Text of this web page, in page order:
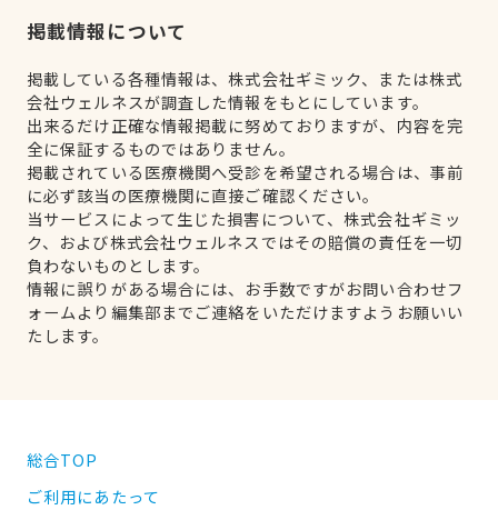
掲載情報について
掲載している各種情報は、株式会社ギミック、または株式
会社ウェルネスが調査した情報をもとにしています。
出来るだけ正確な情報掲載に努めておりますが、内容を完
全に保証するものではありません。
掲載されている医療機関へ受診を希望される場合は、事前
に必ず該当の医療機関に直接ご確認ください。
当サービスによって生じた損害について、株式会社ギミッ
ク、および株式会社ウェルネスではその賠償の責任を一切
負わないものとします。
情報に誤りがある場合には、お手数ですがお問い合わせフ
ォームより編集部までご連絡をいただけますようお願いい
たします。
総合TOP
ご利用にあたって